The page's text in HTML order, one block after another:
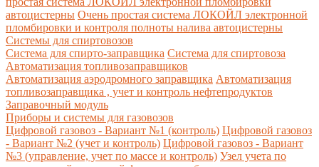
автоцистерны Очень простая система ЛОКОЙЛ электронной
пломбировки и контроля полноты налива автоцистерны
Системы для спиртовозов
Система для спирто-заправщика Система для спиртовоза
Автоматизация топливозаправщиков
Автоматизация аэродромного заправщика Автоматизация
топливозаправщика , учет и контроль нефтепродуктов
Заправочный модуль
Приборы и системы для газовозов
Цифровой газовоз - Вариант №1 (контроль) Цифровой газовоз
- Вариант №2 (учет и контроль) Цифровой газовоз - Вариант
№3 (управление, учет по массе и контроль) Узел учета по